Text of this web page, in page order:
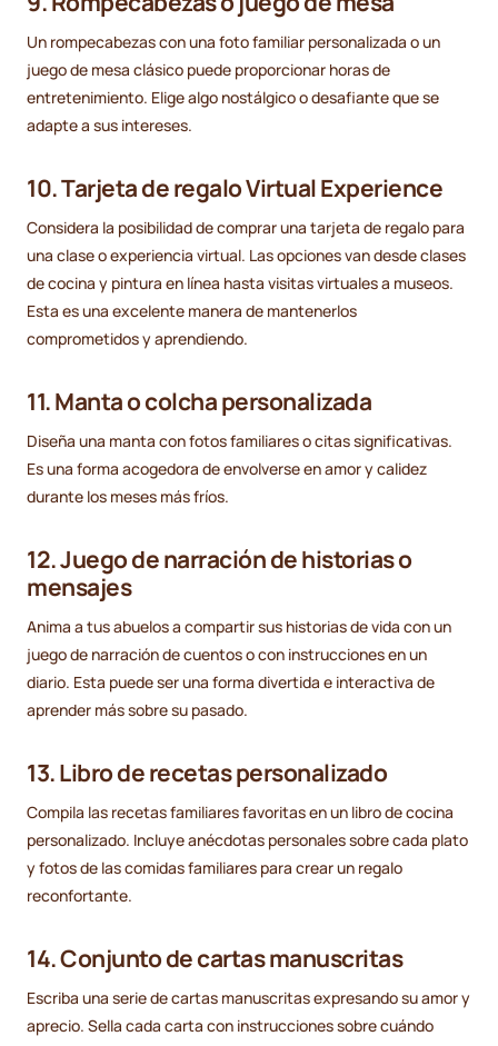
Un rompecabezas con una foto familiar personalizada o un
juego de mesa clásico puede proporcionar horas de
entretenimiento. Elige algo nostálgico o desafiante que se
adapte a sus intereses.
10. Tarjeta de regalo Virtual Experience
Considera la posibilidad de comprar una tarjeta de regalo para
una clase o experiencia virtual. Las opciones van desde clases
de cocina y pintura en línea hasta visitas virtuales a museos.
Esta es una excelente manera de mantenerlos
comprometidos y aprendiendo.
11. Manta o colcha personalizada
Diseña una manta con fotos familiares o citas significativas.
Es una forma acogedora de envolverse en amor y calidez
durante los meses más fríos.
12. Juego de narración de historias o
mensajes
Anima a tus abuelos a compartir sus historias de vida con un
juego de narración de cuentos o con instrucciones en un
diario. Esta puede ser una forma divertida e interactiva de
aprender más sobre su pasado.
13. Libro de recetas personalizado
Compila las recetas familiares favoritas en un libro de cocina
personalizado. Incluye anécdotas personales sobre cada plato
y fotos de las comidas familiares para crear un regalo
reconfortante.
14. Conjunto de cartas manuscritas
Escriba una serie de cartas manuscritas expresando su amor y
aprecio. Sella cada carta con instrucciones sobre cuándo